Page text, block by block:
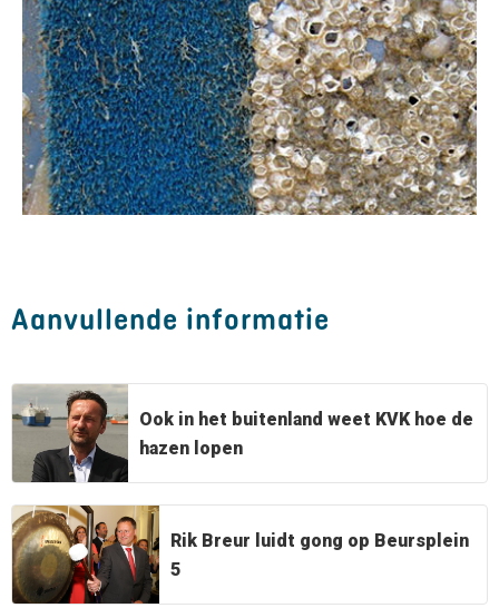
Aanvullende informatie
Ook in het buitenland weet KVK hoe de
hazen lopen
Rik Breur luidt gong op Beursplein
5